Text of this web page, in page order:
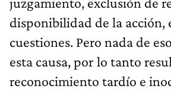
disponibilidad de la acción,
cuestiones. Pero nada de
esta causa, por lo tanto
reconocimiento tardío e